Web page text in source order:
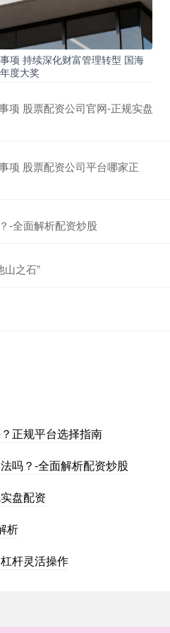
项 持续深化财富管理转型 国海
度大奖
项 股票配资公司官网-正规实盘
项 股票配资公司平台哪家正
-全面解析配资炒股
山之石”
正规平台选择指南
吗？-全面解析配资炒股
盘配资
析
杆灵活操作